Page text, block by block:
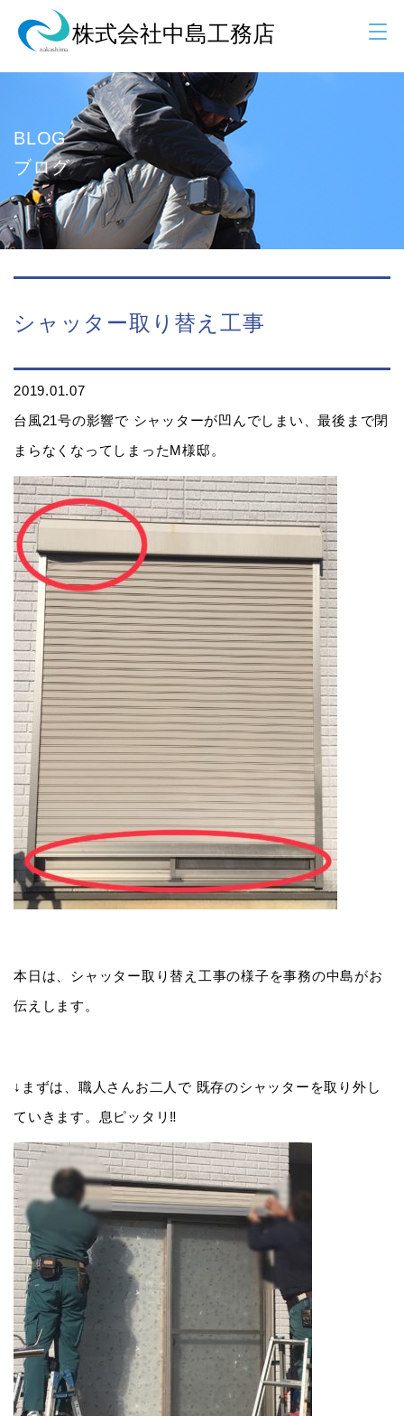
BLOG
ブログ
シャッター取り替え工事
2019.01.07
台風21号の影響で シャッターが凹んでしまい、最後まで閉
まらなくなってしまったM様邸。
本日は、シャッター取り替え工事の様子を事務の中島がお
伝えします。
↓まずは、職人さんお二人で 既存のシャッターを取り外し
ていきます。息ピッタリ‼️